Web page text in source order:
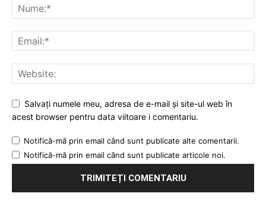
Salvați numele meu, adresa de e-mail și site-ul web în
acest browser pentru data viitoare i comentariu.
Notifică-mă prin email când sunt publicate alte comentarii.
Notifică-mă prin email când sunt publicate articole noi.